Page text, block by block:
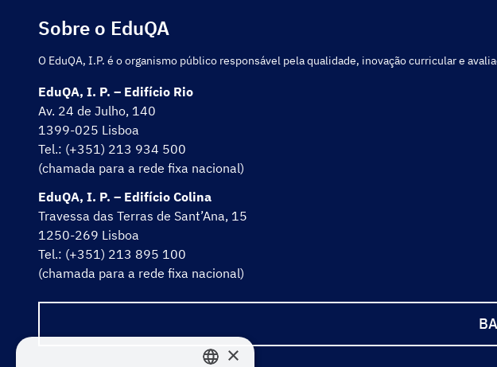
Sobre o EduQA
O EduQA, I.P. é o organismo público responsável pela qualidade, inovação curricular e
EduQA, I. P. – Edifício Rio
Av. 24 de Julho, 140
1399-025 Lisboa
Tel.: (+351) 213 934 500
(chamada para a rede fixa nacional)
EduQA, I. P. – Edifício Colina
Travessa das Terras de Sant’Ana, 15
1250-269 Lisboa
Tel.: (+351) 213 895 100
(chamada para a rede fixa nacional)
×